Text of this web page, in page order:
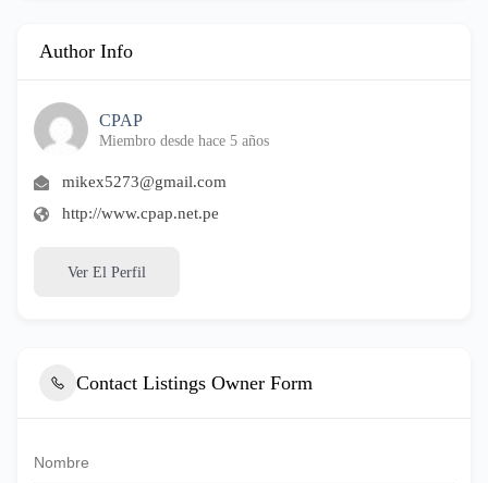
Author Info
CPAP
Miembro desde hace 5 años
mikex5273@gmail.com
http://www.cpap.net.pe
Ver El Perfil
Contact Listings Owner Form